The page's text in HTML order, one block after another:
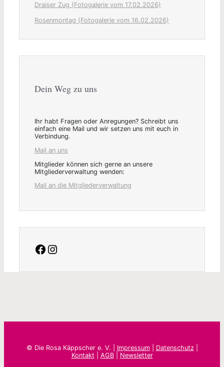
Draiser Zug (Fotogalerie vom 17.02.2026)
Rosenmontag (Fotogalerie vom 16.02.2026)
Dein Weg zu uns
Ihr habt Fragen oder Anregungen? Schreibt uns
einfach eine Mail und wir setzen uns mit euch in
Verbindung.
Mail an uns
Mitglieder können sich gerne an unsere
Mitgliederverwaltung wenden:
Mail an die Mitgliederverwaltung
facebookInstagram
© Die Rosa Käppscher e. V. | Impressum| Datenschutz|
Kontakt
AGB| Newsletter